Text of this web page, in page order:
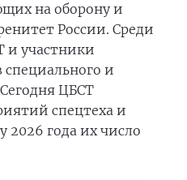
на оборону и
России. Среди
участники
специального и
ЦБСТ
спецтеха и
2026 года их число